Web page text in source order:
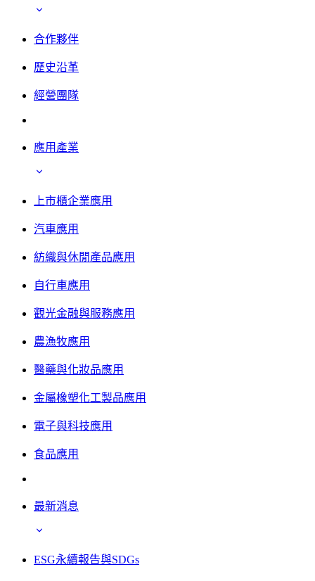
合作夥伴
歷史沿革
經營團隊
應用產業
上市櫃企業應用
汽車應用
紡織與休閒產品應用
自行車應用
觀光金融與服務應用
農漁牧應用
醫藥與化妝品應用
金屬橡塑化工製品應用
電子與科技應用
食品應用
最新消息
ESG永續報告與SDGs